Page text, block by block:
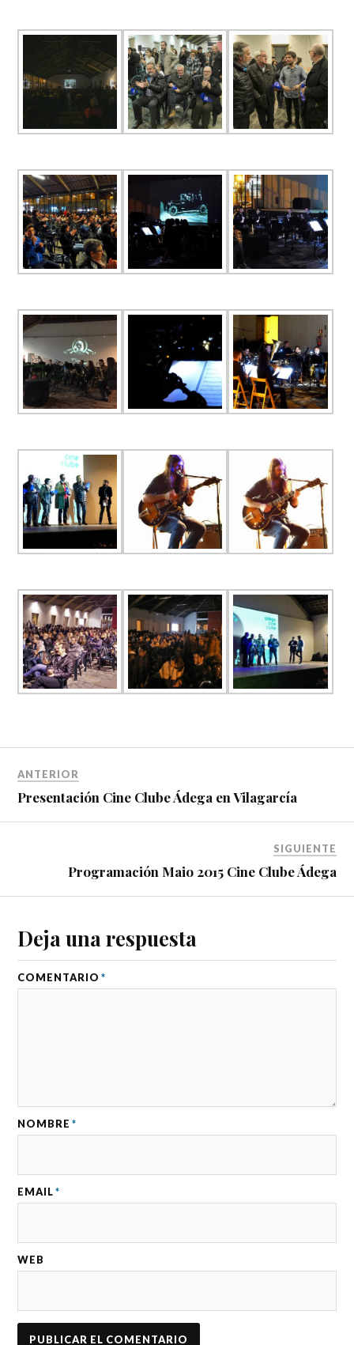
ANTERIOR
Presentación Cine Clube Ádega en Vilagarcía
SIGUIENTE
Programación Maio 2015 Cine Clube Ádega
Deja una respuesta
COMENTARIO *
NOMBRE *
EMAIL *
WEB